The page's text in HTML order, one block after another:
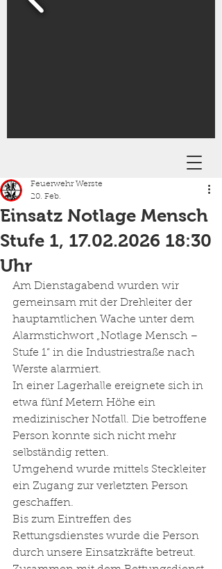
Einsatz Notlage Mensch
Stufe 1, 17.02.2026 18:30
Uhr
Feuerwehr Werste
20. Feb.
Am Dienstagabend wurden wir
gemeinsam mit der Drehleiter der
hauptamtlichen Wache unter dem
Alarmstichwort „Notlage Mensch –
Stufe 1“ in die Industriestraße nach
Werste alarmiert.
In einer Lagerhalle ereignete sich in
etwa fünf Metern Höhe ein
medizinischer Notfall. Die betroffene
Person konnte sich nicht mehr
selbständig retten.
Umgehend wurde mittels Steckleiter
ein Zugang zur verletzten Person
geschaffen.
Bis zum Eintreffen des
Rettungsdienstes wurde die Person
durch unsere Einsatzkräfte betreut.